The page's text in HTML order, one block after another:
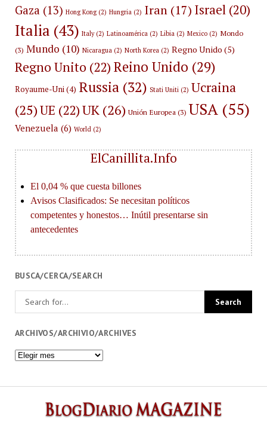
Gaza (13) Hong Kong(2) Hungria(2) Iran(17) Israel(20)
Italia (43) Italy(2) Latinoamérica(2) Libia(2) Mexico(2) Mondo
(3) Mundo (10) Nicaragua(2) North Korea(2) Regno Unido (5)
Regno Unito (22) Reino Unido (29)
Royaume-Uni(4) Russia(32) Stati Uniti(2) Ucraina
(25)UE (22)UK(26) Unión Europea (3) USA(55)
Venezuela (6) World(2)
ElCanillita.Info
BUSCA/CERCA/SEARCH
ARCHIVOS/ARCHIVIO/ARCHIVES
Archivos/Archivio/Archives